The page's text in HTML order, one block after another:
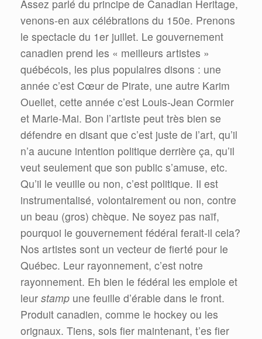
Assez parlé du principe de Canadian Heritage,
venons-en aux célébrations du 150e. Prenons
le spectacle du 1er juillet. Le gouvernement
canadien prend les « meilleurs artistes »
québécois, les plus populaires disons : une
année c’est Cœur de Pirate, une autre Karim
Ouellet, cette année c’est Louis-Jean Cormier
et Marie-Mai. Bon l’artiste peut très bien se
défendre en disant que c’est juste de l’art, qu’il
n’a aucune intention politique derrière ça, qu’il
veut seulement que son public s’amuse, etc.
Qu’il le veuille ou non, c’est politique. Il est
instrumentalisé, volontairement ou non, contre
un beau (gros) chèque. Ne soyez pas naïf,
pourquoi le gouvernement fédéral ferait-il cela?
Nos artistes sont un vecteur de fierté pour le
Québec. Leur rayonnement, c’est notre
rayonnement. Eh bien le fédéral les emploie et
leur stamp une feuille d’érable dans le front.
Produit canadien, comme le hockey ou les
orignaux. Tiens, sois fier maintenant, t’es fier